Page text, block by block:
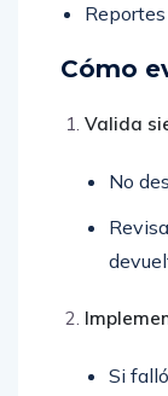
Cómo
Valida
No
Si